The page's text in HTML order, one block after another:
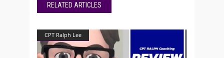
RELATED ARTICLES
CPT Ralph Lee